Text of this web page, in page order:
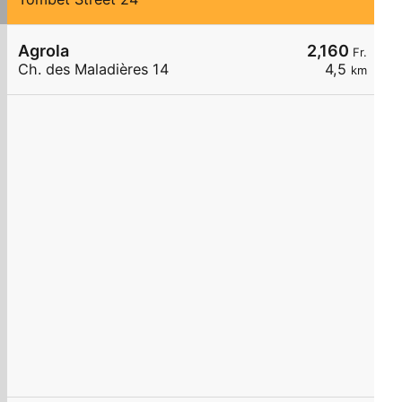
2,160 Fr.
4,5 km
Agrola
Ch. des Maladières 14